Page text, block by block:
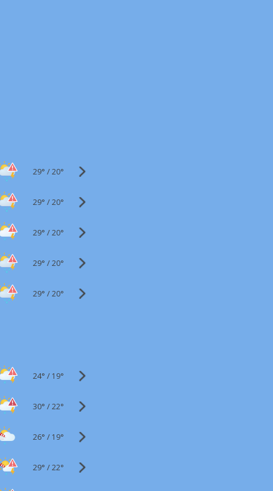
29° /20°
29° /20°
29° /20°
29° /20°
29° /20°
24° / 19°
30° /22°
26° / 19°
29° /22°